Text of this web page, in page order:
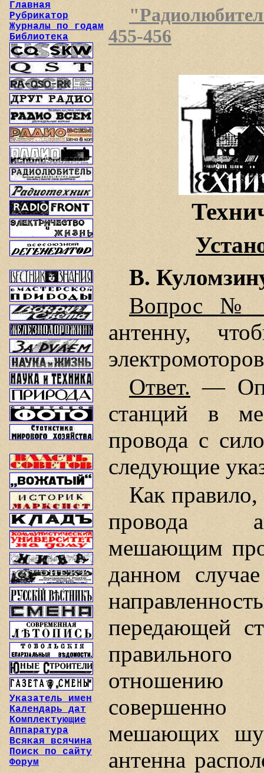
Главная
Рубрикатор
Журналы по годам
Библиотека
Указатель имен
Календарь дат
Комплектующие
Аппаратура
Всякая всячина
Поиск по сайту
Форум
455-456
В.
Вопрос №
антенну,
Ответ. —
станций в
провода с
следующие
Как правило,
провода
мешающим
данном
передающей
отношению
совершенно
мешающих
антенна